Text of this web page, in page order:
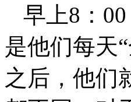
早上8：
是他们每天
之后，他们